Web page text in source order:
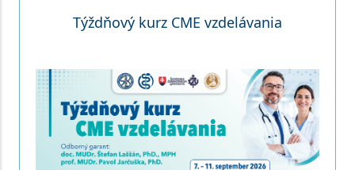
Týždňový kurz CME vzdelávania